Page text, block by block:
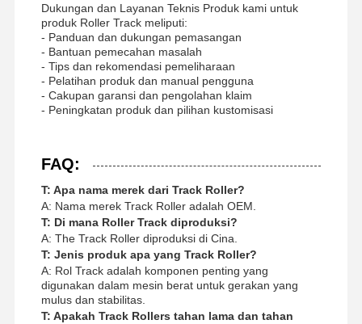
Dukungan dan Layanan Teknis Produk kami untuk
produk Roller Track meliputi:
- Panduan dan dukungan pemasangan
- Bantuan pemecahan masalah
- Tips dan rekomendasi pemeliharaan
- Pelatihan produk dan manual pengguna
- Cakupan garansi dan pengolahan klaim
- Peningkatan produk dan pilihan kustomisasi
FAQ:
T: Apa nama merek dari Track Roller?
A: Nama merek Track Roller adalah OEM.
T: Di mana Roller Track diproduksi?
A: The Track Roller diproduksi di Cina.
T: Jenis produk apa yang Track Roller?
A: Rol Track adalah komponen penting yang
digunakan dalam mesin berat untuk gerakan yang
mulus dan stabilitas.
T: Apakah Track Rollers tahan lama dan tahan